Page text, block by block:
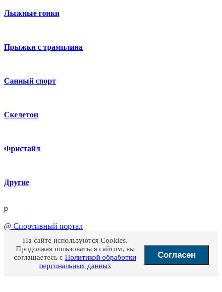
Лыжные гонки
Прыжки с трамплина
Санный спорт
Скелетон
Фристайл
Другие
p
@ Спортивный портал
На сайте используются Cookies.
Продолжая пользоваться сайтом, вы
соглашаетесь с Политикой обработки
персональных данных
Согласен